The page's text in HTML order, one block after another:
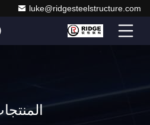
luke@ridgesteelstructure.com